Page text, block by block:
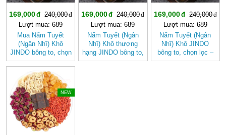
169,000
240,000
Lượt mua: 689
Mua Nấm Tuyết
(Ngân Nhĩ) Khô
JINDO bông to, chọn
lọc tốt cho sức khỏe
169,000
240,000
Lượt mua: 689
Nấm Tuyết (Ngân
Nhĩ) Khô thượng
hạng JINDO bông to,
chọn lọc
169,000
240,000
Lượt mua: 689
Nấm Tuyết (Ngân
Nhĩ) Khô JINDO
bông to, chọn lọc –
Dưỡng Nhan, Thanh
-20%
NEW